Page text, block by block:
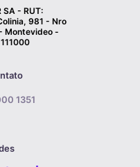
SA - RUT:
981 - Nro
Montevideo -
1351